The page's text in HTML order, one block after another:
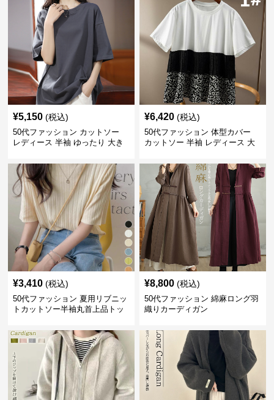
¥5,150 (税込)
50代ファッション カットソー
レディース 半袖 ゆったり 大き
¥6,420 (税込)
50代ファッション 体型カバー
カットソー 半袖 レディース 大
¥3,410 (税込)
50代ファッション 夏用リブニッ
トカットソー半袖丸首上品トッ
¥8,800 (税込)
50代ファッション 綿麻ロング羽
織りカーディガン